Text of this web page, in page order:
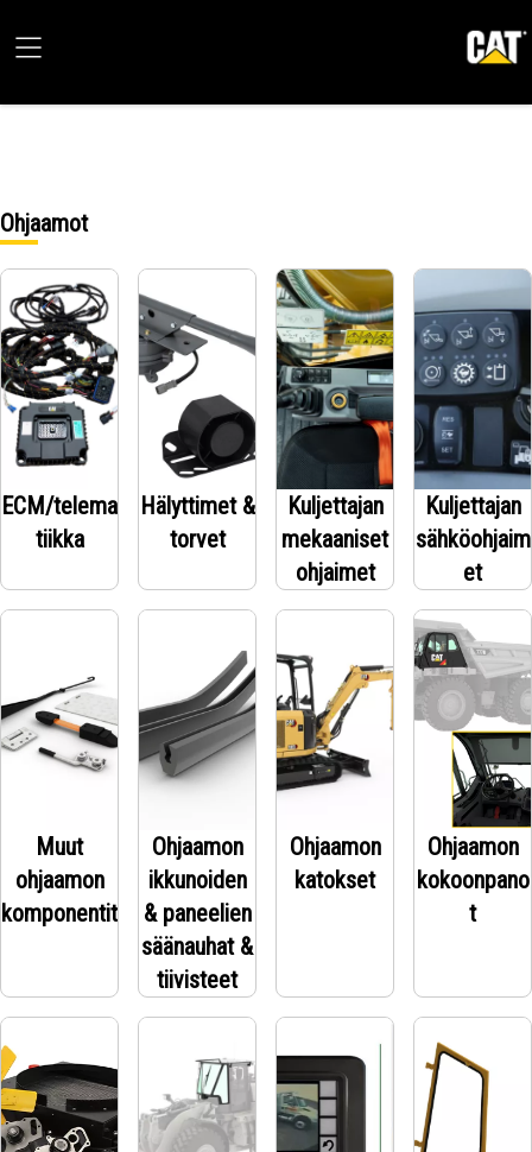
Ohjaamot
ECM/telema
tiikka
Hälyttimet &
torvet
Kuljettajan
mekaaniset
ohjaimet
Kuljettajan
sähköohjaim
et
Muut
ohjaamon
komponentit
Ohjaamon
ikkunoiden
& paneelien
säänauhat &
tiivisteet
Ohjaamon
katokset
Ohjaamon
kokoonpano
t